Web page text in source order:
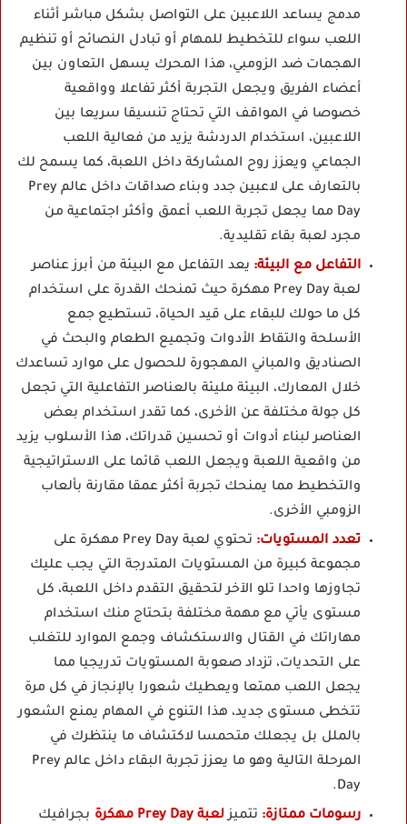
مدمج يساعد اللاعبين على التواصل بشكل مباشر أثناء
اللعب سواء للتخطيط للمهام أو تبادل النصائح أو تنظيم
الهجمات ضد الزومبي، هذا المحرك يسهل التعاون بين
أعضاء الفريق ويجعل التجربة أكثر تفاعلا وواقعية
خصوصا في المواقف التي تحتاج تنسيقا سريعا بين
اللاعبين، استخدام الدردشة يزيد من فعالية اللعب
الجماعي ويعزز روح المشاركة داخل اللعبة، كما يسمح لك
بالتعارف على لاعبين جدد وبناء صداقات داخل عالم Prey
Day مما يجعل تجربة اللعب أعمق وأكثر اجتماعية من
مجرد لعبة بقاء تقليدية.
التفاعل مع البيئة: يعد التفاعل مع البيئة من أبرز عناصر
لعبة Prey Day مهكرة حيث تمنحك القدرة على استخدام
كل ما حولك للبقاء على قيد الحياة، تستطيع جمع
الأسلحة والتقاط الأدوات وتجميع الطعام والبحث في
الصناديق والمباني المهجورة للحصول على موارد تساعدك
خلال المعارك، البيئة مليئة بالعناصر التفاعلية التي تجعل
كل جولة مختلفة عن الأخرى، كما تقدر استخدام بعض
العناصر لبناء أدوات أو تحسين قدراتك، هذا الأسلوب يزيد
من واقعية اللعبة ويجعل اللعب قائما على الاستراتيجية
والتخطيط مما يمنحك تجربة أكثر عمقا مقارنة بألعاب
الزومبي الأخرى.
تعدد المستويات:
تحتوي لعبة Prey Day مهكرة على
مجموعة كبيرة من المستويات المتدرجة التي يجب عليك
تجاوزها واحدا تلو الآخر لتحقيق التقدم داخل اللعبة، كل
مستوى يأتي مع مهمة مختلفة بتحتاج منك استخدام
مهاراتك في القتال والاستكشاف وجمع الموارد للتغلب
على التحديات، تزداد صعوبة المستويات تدريجيا مما
يجعل اللعب ممتعا ويعطيك شعورا بالإنجاز في كل مرة
تتخطى مستوى جديد، هذا التنوع في المهام يمنع الشعور
بالملل بل يجعلك متحمسا لاكتشاف ما ينتظرك في
المرحلة التالية وهو ما يعزز تجربة البقاء داخل عالم Prey
Day.
رسومات ممتازة: تتميزلعبة Prey Day مهكرة
بجرافيك